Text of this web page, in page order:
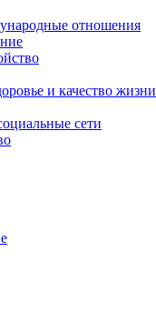
отношения
и качество жизни
сети